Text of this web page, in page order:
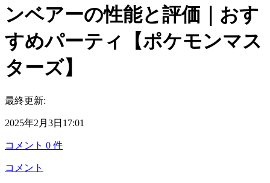
ンベアーの性能と評価｜おす
すめパーティ【ポケモンマス
ターズ】
最終更新:
2025年2月3日17:01
コメント 0 件
コメント